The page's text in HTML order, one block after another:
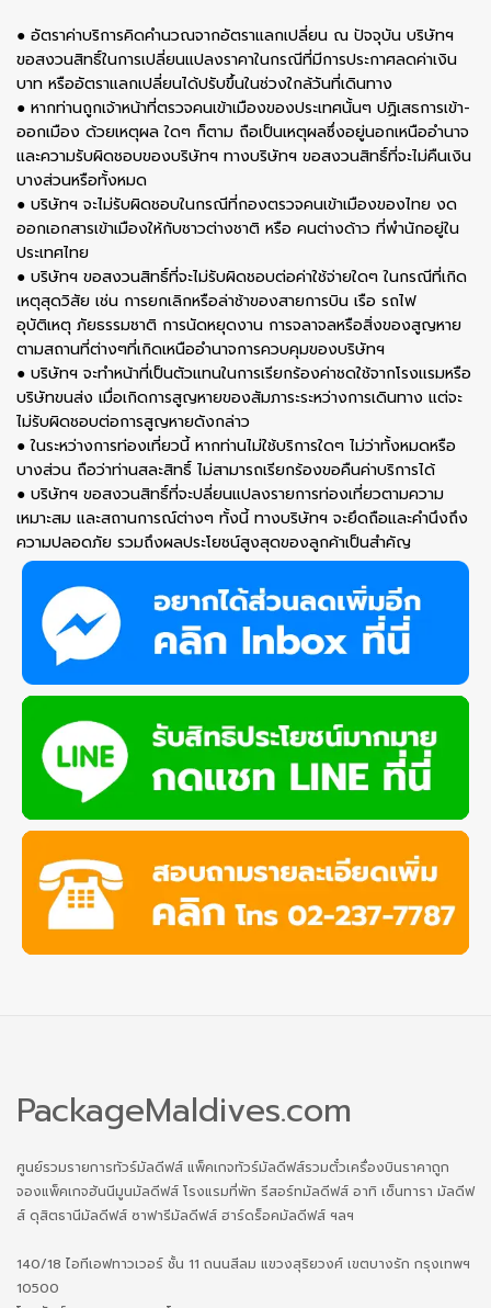
● อัตราค่าบริการคิดคำนวณจากอัตราแลกเปลี่ยน ณ ปัจจุบัน บริษัทฯ
ขอสงวนสิทธิ์ในการเปลี่ยนแปลงราคาในกรณีที่มีการประกาศลดค่าเงิน
บาท หรืออัตราแลกเปลี่ยนได้ปรับขึ้นในช่วงใกล้วันที่เดินทาง
● หากท่านถูกเจ้าหน้าที่ตรวจคนเข้าเมืองของประเทศนั้นๆ ปฏิเสธการเข้า-
ออกเมือง ด้วยเหตุผล ใดๆ ก็ตาม ถือเป็นเหตุผลซึ่งอยู่นอกเหนืออำนาจ
และความรับผิดชอบของบริษัทฯ ทางบริษัทฯ ขอสงวนสิทธิ์ที่จะไม่คืนเงิน
บางส่วนหรือทั้งหมด
● บริษัทฯ จะไม่รับผิดชอบในกรณีที่กองตรวจคนเข้าเมืองของไทย งด
ออกเอกสารเข้าเมืองให้กับชาวต่างชาติ หรือ คนต่างด้าว ที่พำนักอยู่ใน
ประเทศไทย
● บริษัทฯ ขอสงวนสิทธิ์ที่จะไม่รับผิดชอบต่อค่าใช้จ่ายใดๆ ในกรณีที่เกิด
เหตุสุดวิสัย เช่น การยกเลิกหรือล่าช้าของสายการบิน เรือ รถไฟ
อุบัติเหตุ ภัยธรรมชาติ การนัดหยุดงาน การจลาจลหรือสิ่งของสูญหาย
ตามสถานที่ต่างๆที่เกิดเหนืออำนาจการควบคุมของบริษัทฯ
● บริษัทฯ จะทำหน้าที่เป็นตัวแทนในการเรียกร้องค่าชดใช้จากโรงเเรมหรือ
บริษัทขนส่ง เมื่อเกิดการสูญหายของสัมภาระระหว่างการเดินทาง แต่จะ
ไม่รับผิดชอบต่อการสูญหายดังกล่าว
● ในระหว่างการท่องเที่ยวนี้ หากท่านไม่ใช้บริการใดๆ ไม่ว่าทั้งหมดหรือ
บางส่วน ถือว่าท่านสละสิทธิ์ ไม่สามารถเรียกร้องขอคืนค่าบริการได้
● บริษัทฯ ขอสงวนสิทธิ์ที่จะปลี่ยนแปลงรายการท่องเที่ยวตามความ
เหมาะสม และสถานการณ์ต่างๆ ทั้งนี้ ทางบริษัทฯ จะยึดถือและคำนึงถึง
ความปลอดภัย รวมถึงผลประโยชน์สูงสุดของลูกค้าเป็นสำคัญ
PackageMaldives.com
ศูนย์รวมรายการทัวร์มัลดีฟส์ แพ็คเกจทัวร์มัลดีฟส์รวมตั๋วเครื่องบินราคาถูก
จองแพ็คเกจฮันนีมูนมัลดีฟส์ โรงแรมที่พัก รีสอร์ทมัลดีฟส์ อาทิ เซ็นทารา มัลดีฟ
ส์ ดุสิตธานีมัลดีฟส์ ซาฟารีมัลดีฟส์ ฮาร์ดร็อคมัลดีฟส์ ฯลฯ
140/18 ไอทีเอฟทาวเวอร์ ชั้น 11 ถนนสีลม แขวงสุริยวงศ์ เขตบางรัก กรุงเทพฯ
10500